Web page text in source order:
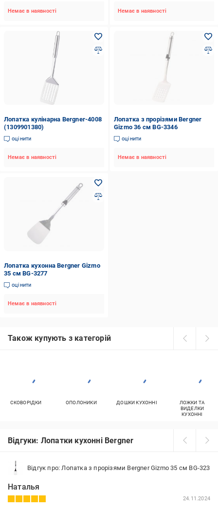
Немає в наявності Немає в наявності
Лопатка кулінарна Bergner-4008
(1309901380)
оцінити
Немає в наявності
Лопатка з прорізями Bergner
Gizmo 36 см BG-3346
оцінити
Немає в наявності
Лопатка кухонна Bergner Gizmo
35 см BG-3277
оцінити
Немає в наявності
Також купують з категорій
СКОВОРІДКИ ОПОЛОНИКИ ДОШКИ КУХОННІ
ЛОЖКИ ТА
ВИДЕЛКИ
КУХОННІ
Відгуки: Лопатки кухонні Bergner
Відгук про: Лопатка з прорізями Bergner Gizmo 35 см BG-323
Наталья
24.11.2024